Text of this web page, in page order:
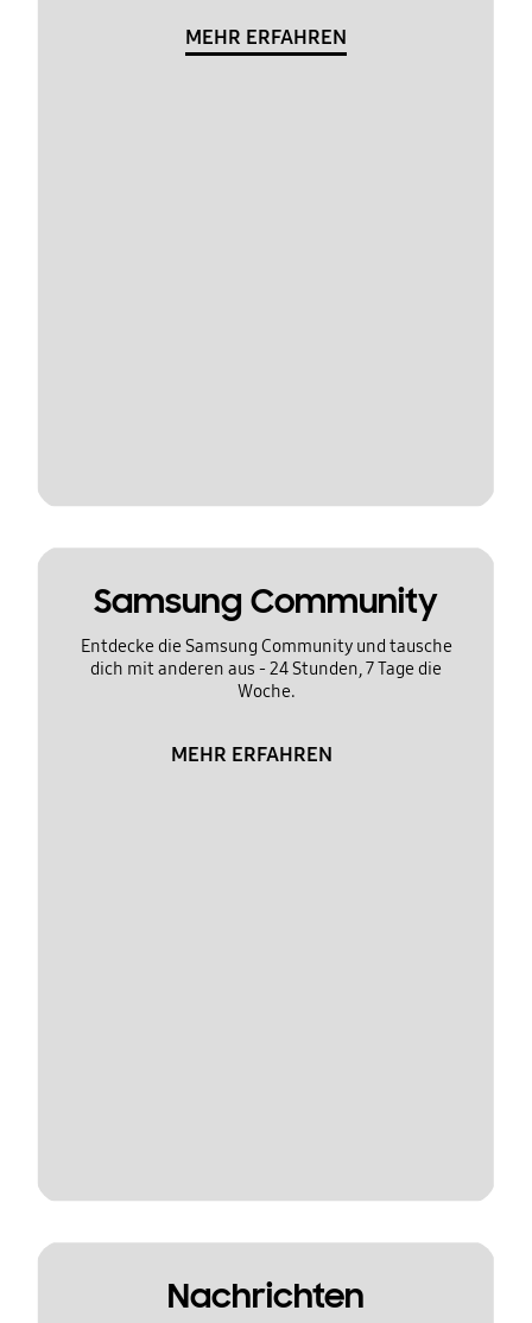
MEHR ERFAHREN
Samsung Community
Entdecke die Samsung Community und tausche
dich mit anderen aus - 24 Stunden, 7 Tage die
Woche.
MEHR ERFAHREN
Nachrichten